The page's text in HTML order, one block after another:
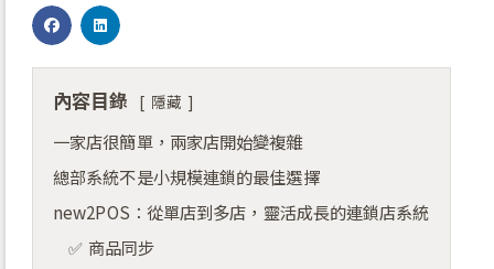
內容目錄 隱藏
一家店很簡單，兩家店開始變複雜
總部系統不是小規模連鎖的最佳選擇
new2POS：從單店到多店，靈活成長的連鎖店系統
✅ 商品同步